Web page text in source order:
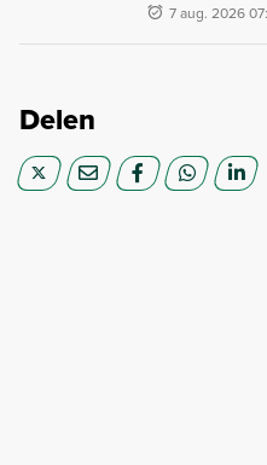
7 aug. 2026
Delen